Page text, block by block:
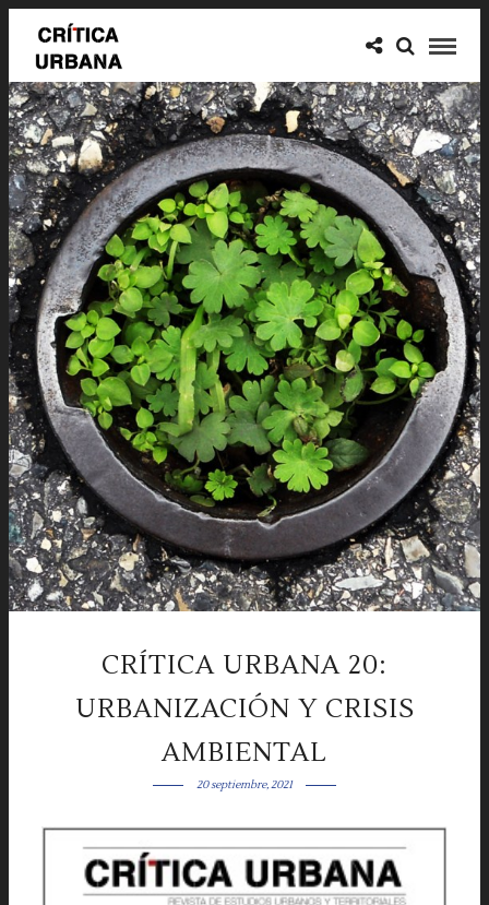
CRÍTICA URBANA 20:
URBANIZACIÓN Y CRISIS
AMBIENTAL
20 septiembre, 2021